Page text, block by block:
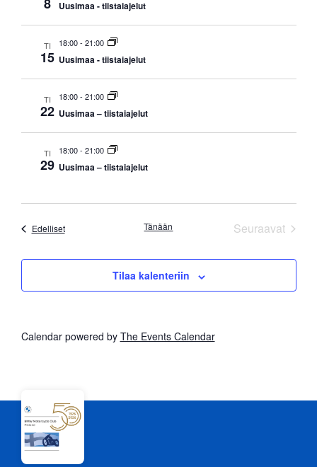
8 Uusimaa - tiistaiajelut
TI
15
18:00- 21:00
Uusimaa - tiistaiajelut
TI
22
18:00- 21:00
Uusimaa – tiistaiajelut
TI
29
18:00- 21:00
Uusimaa – tiistaiajelut
EdellisetTapahtumat Tänään Seuraavat
Tilaa kalenteriin
Calendar powered by The Events Calendar